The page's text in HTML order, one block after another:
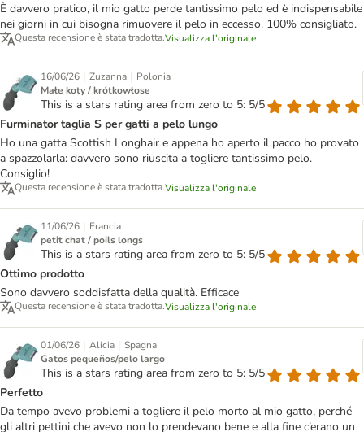
È davvero pratico, il mio gatto perde tantissimo pelo ed è indispensabile
nei giorni in cui bisogna rimuovere il pelo in eccesso. 100% consigliato.
Questa recensione è stata tradotta.Visualizza l'originale
16/06/26 | Zuzanna | Polonia
Małe koty / krótkowłose
This is a stars rating area from zero to 5: 5/5
Furminator taglia S per gatti a pelo lungo
Ho una gatta Scottish Longhair e appena ho aperto il pacco ho provato
a spazzolarla: davvero sono riuscita a togliere tantissimo pelo.
Consiglio!
Questa recensione è stata tradotta.Visualizza l'originale
11/06/26 | Francia
petit chat / poils longs
This is a stars rating area from zero to 5: 5/5
Ottimo prodotto
Sono davvero soddisfatta della qualità. Efficace
Questa recensione è stata tradotta.Visualizza l'originale
01/06/26 | Alicia | Spagna
Gatos pequeños/pelo largo
This is a stars rating area from zero to 5: 5/5
Perfetto
Da tempo avevo problemi a togliere il pelo morto al mio gatto, perché
gli altri pettini che avevo non lo prendevano bene e alla fine c’erano un